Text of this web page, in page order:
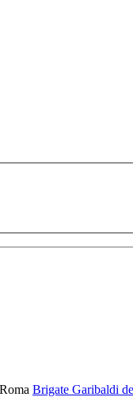
Brigate Garibaldi